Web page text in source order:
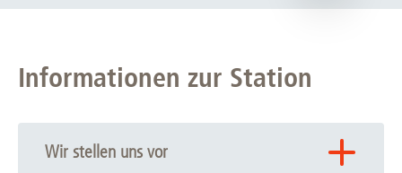
Informationen zur Station
Wir stellen uns vor